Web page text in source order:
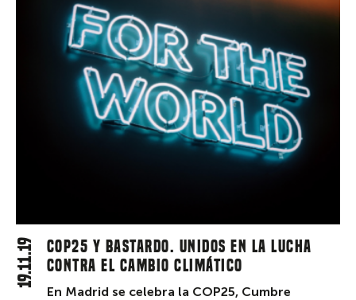
COP25 y Bastardo. Unidos en la lucha
contra el cambio climático
19.11.19
En Madrid se celebra la COP25, Cumbre